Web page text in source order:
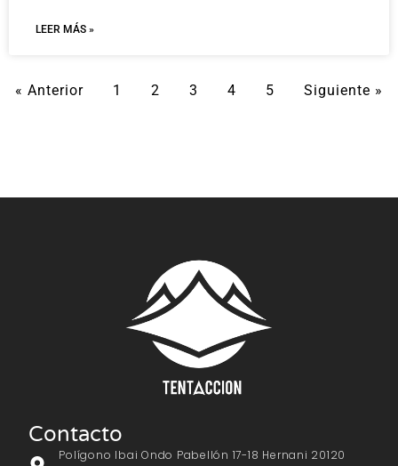
LEER MÁS »
« Anterior 1 2 3 4 5 Siguiente »
Contacto
Polígono Ibai Ondo Pabellón 17-18 Hernani 20120